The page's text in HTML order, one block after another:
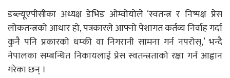
डब्ल्यूएपीसीका अध्यक्ष डेभिड ओम्वोयोले ‘स्वतन्त्र र निष्पक्ष प्रेस
लोकतन्त्रको आधार हो, पत्रकारले आफ्नो पेशागत कर्तव्य निर्वाह गर्दा
कुनै पनि प्रकारको धम्की वा निगरानी सामना गर्न नपरोस्,’ भन्दै
नेपालका सम्बन्धित निकायलाई प्रेस स्वतन्त्रताको रक्षा गर्न आह्वान
गरेका छन् ।